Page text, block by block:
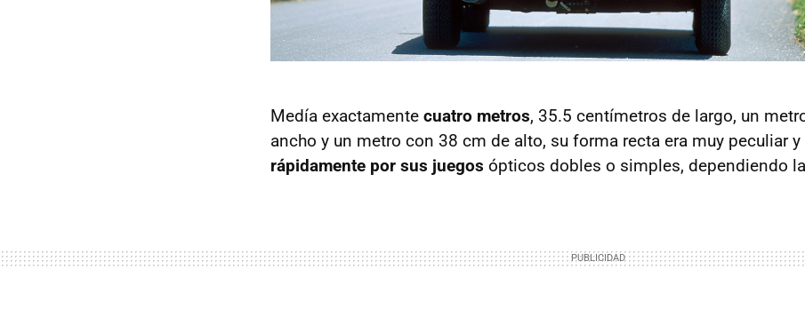
Medía exactamente cuatro metros, 35.5 centímetros de largo, un
ancho y un metro con 38 cm de alto, su forma recta era muy peculiar y
rápidamente por sus juegos ópticos dobles o simples, dependiendo